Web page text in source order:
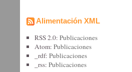
Alimentación XML
RSS 2.0:Publicaciones
Atom:Publicaciones
_rdf:Publicaciones
_rss:Publicaciones